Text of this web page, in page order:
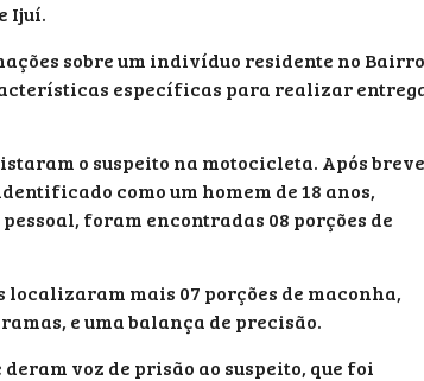
Ijuí.
sobre um indivíduo residente no Bairro
específicas para realizar
o suspeito na motocicleta. Após breve
como um homem de 18 anos,
foram encontradas 08 porções de
mais 07 porções de maconha,
e uma balança de precisão.
voz de prisão ao suspeito, que foi